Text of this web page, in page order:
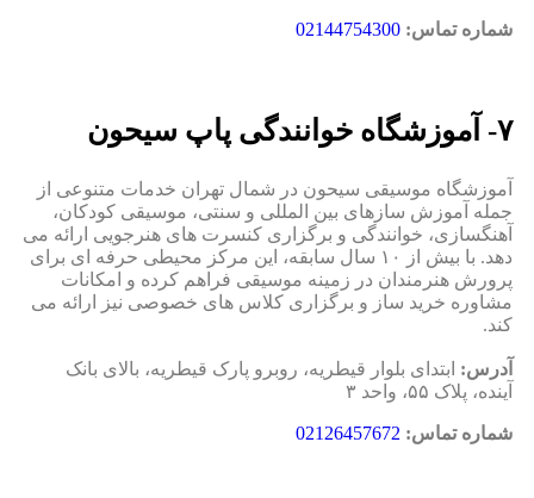
شماره تماس: 02144754300
۷- آموزشگاه خوانندگی پاپ سیحون
آموزشگاه موسیقی سیحون در شمال تهران خدمات متنوعی از
جمله آموزش سازهای بین‌ المللی و سنتی، موسیقی کودکان،
آهنگسازی، خوانندگی و برگزاری کنسرت‌ های هنرجویی ارائه می‌
دهد. با بیش از ۱۰ سال سابقه، این مرکز محیطی حرفه‌ ای برای
پرورش هنرمندان در زمینه موسیقی فراهم کرده و امکانات
مشاوره خرید ساز و برگزاری کلاس‌ های خصوصی نیز ارائه می‌
کند.
آدرس: ابتدای بلوار قیطریه، روبرو پارک قیطریه، بالای بانک
آینده، پلاک ۵۵، واحد ۳
شماره تماس: 02126457672